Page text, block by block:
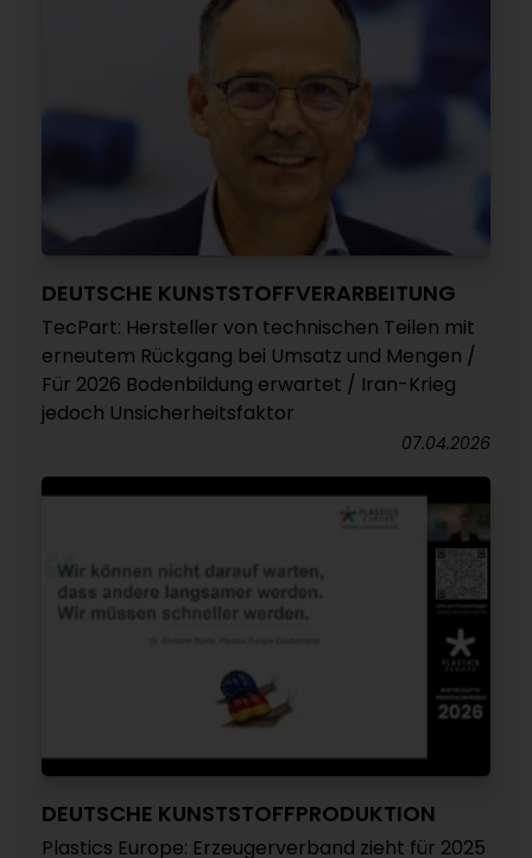
DEUTSCHE KUNSTSTOFFVERARBEITUNG
TecPart: Hersteller von technischen Teilen mit
erneutem Rückgang bei Umsatz und Mengen /
Für 2026 Bodenbildung erwartet / Iran-Krieg
jedoch Unsicherheitsfaktor
07.04.2026
DEUTSCHE KUNSTSTOFFPRODUKTION
Plastics Europe: Erzeugerverband zieht für 2025